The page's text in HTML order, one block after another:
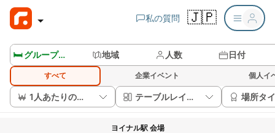
私の質問 🇯🇵
🛏️ グループルームを見る 地域 人数 日付
すべて 企業イベント 個人イ
1人あたりの価格 テーブルレイアウト 場所タ
ヨイナル駅 会場